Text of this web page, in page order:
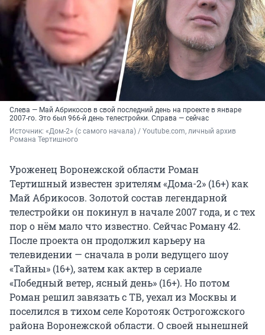
Слева — Май Абрикосов в свой последний день на проекте в январе
2007-го. Это был 966-й день телестройки. Справа — сейчас
Источник: «Дом-2» (с самого начала) / Youtube.com, личный архив
Романа Тертишного
Уроженец Воронежской области Роман
Тертишный известен зрителям «Дома-2» (16+) как
Май Абрикосов. Золотой состав легендарной
телестройки он покинул в начале 2007 года, и с тех
пор о нём мало что известно. Сейчас Роману 42.
После проекта он продолжил карьеру на
телевидении — сначала в роли ведущего шоу
«Тайны» (16+), затем как актер в сериале
«Победный ветер, ясный день» (16+). Но потом
Роман решил завязать с ТВ, уехал из Москвы и
поселился в тихом селе Коротояк Острогожского
района Воронежской области. О своей нынешней